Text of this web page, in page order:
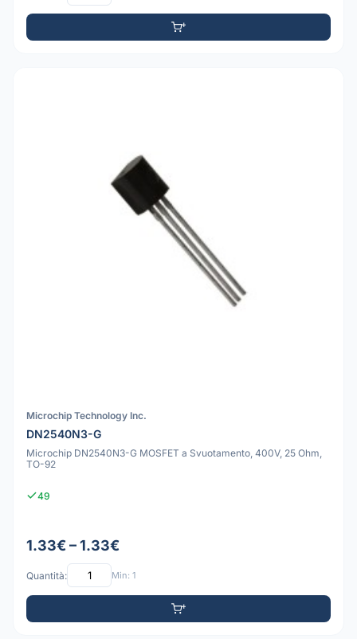
Microchip Technology Inc.
DN2540N3-G
Microchip DN2540N3-G MOSFET a Svuotamento, 400V, 25 Ohm,
TO-92
49
1.33€ – 1.33€
Quantità: Min: 1